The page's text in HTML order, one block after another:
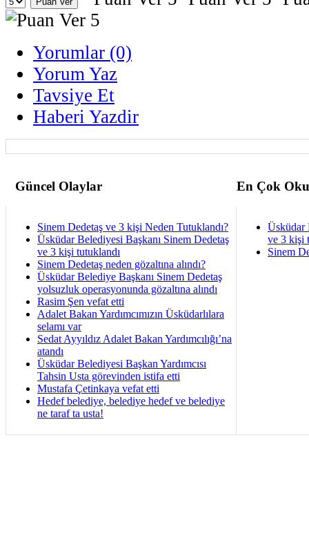
Yorumlar (0)
Yorum Yaz
Tavsiye Et
Haberi Yazdir
Güncel Olaylar En Çok
Sinem Dedetaş ve 3 kişi Neden Tutuklandı?
Üsküdar Belediyesi Başkanı Sinem Dedetaş
ve 3 kişi tutuklandı
Sinem Dedetaş neden gözaltına alındı?
Üsküdar Belediye Başkanı Sinem Dedetaş
yolsuzluk operasyonunda gözaltına alındı
Rasim Şen vefat etti
Adalet Bakan Yardımcımızın Üsküdarlılara
selamı var
Sedat Ayyıldız Adalet Bakan Yardımcılığı’na
atandı
Üsküdar Belediyesi Başkan Yardımcısı
Tahsin Usta görevinden istifa etti
Mustafa Çetinkaya vefat etti
Hedef belediye, belediye hedef ve belediye
ne taraf ta usta!
Üsküdar
ve 3 kişi
Sinem